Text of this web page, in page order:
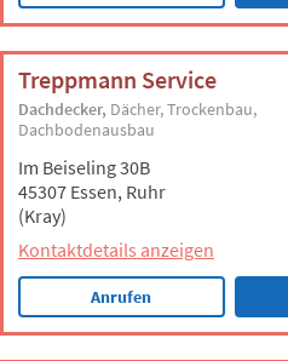
Treppmann Service
Dachdecker Dächer Trockenbau
Dachbodenausbau
Im Beiseling 30B
45307 Essen, Ruhr
(Kray)
Kontaktdetails anzeigen
Anrufen